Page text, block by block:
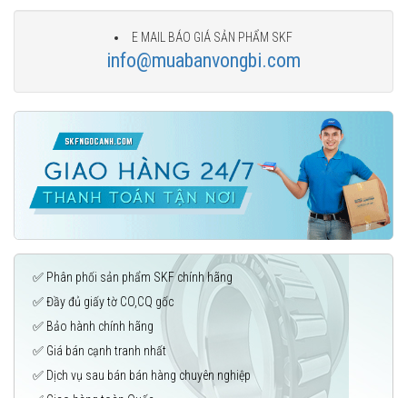
E MAIL BÁO GIÁ SẢN PHẨM SKF
info@muabanvongbi.com
✅ Phân phối sản phẩm SKF chính hãng
✅ Đầy đủ giấy tờ CO,CQ gốc
✅ Bảo hành chính hãng
✅ Giá bán cạnh tranh nhất
✅ Dịch vụ sau bán bán hàng chuyên nghiệp